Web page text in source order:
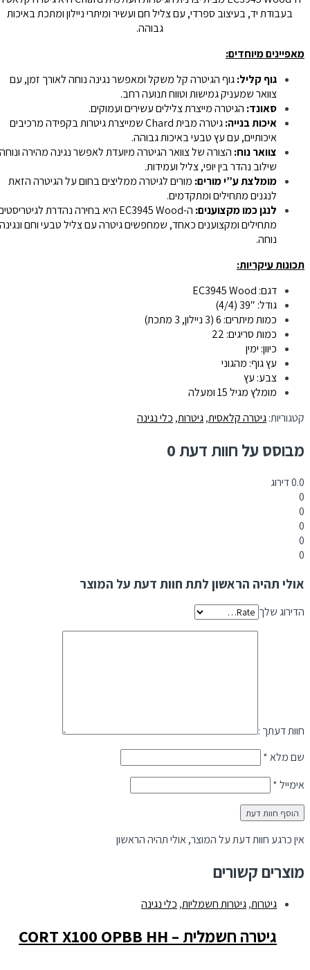
בעבודת יד, בעיצוב ספרדי, עם צליל חם ועשיר ומיתרי ניילון ומתכת באיכות
גבוהה.
מאפיינים מיוחדים:
גוף קליל:גוף הגיטרה קל משקל ומאפשר נגינה נוחה לאורך זמן, עם
צוואר שמעניק גמישות וטווח תנועה רחב.
סאונד:הגיטרה מייצרת צלילים עשירים ועמוקים.
איכות בנייה:
גיטרה מבית Chard שמייצרת גיטרות בקפידה מרכיבים
איכותיים, עם עץ טבעי באיכות גבוהה.
צוואר נוח:הצורה של צוואר הגיטרה מיועדת לאפשר נגינה מהירה ונוחה.
שילוב נהדר בין יופי, צליל ועמידות.
מומלצת ע”י מורים:מורים לגיטרה ממליצים בחום על הגיטרה הזאת
לנגנים מתחילים ומתקדמים.
לנגן כמו מקצוענים:
ה-EC3945 Wood היא בחירה נהדרת לגיטריסטים
מתחילים ומקצוענים כאחד, שמחפשים גיטרה עם צליל טבעי וחם ונגינה
נוחה.
תכונות עיקריות:
דגם: EC3945 Wood
גודל: 39″ (4/4)
כמות מיתרים: 6 (3 ניילון, 3 מתכת)
כמות סריגים: 22
כיוון: ימין
עץ גוף: מהגוני
צבע: עץ
מומלץ מגיל 15 ומעלה
קטגוריות:גיטרה קלאסית,גיטרות,כלי נגינה
מבוסס על חוות דעת 0
0.0דירוג
אולי תהיה הראשון לתת חוות דעת על המוצר
הדירוג שלך
חוות דעתך :
שם מלא*
אימייל*
אין כרגע חוות דעת על המוצר, אולי תהיה הראשון
מוצרים קשורים
גיטרות,גיטרות חשמליות,כלי נגינה
גיטרה חשמלית – CORT X100 OPBB HH